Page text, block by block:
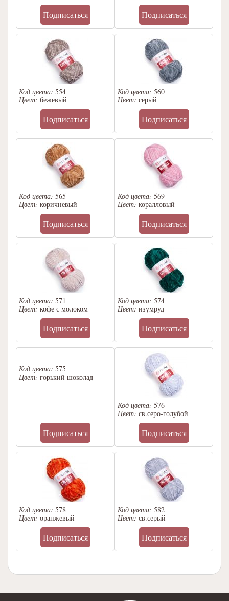
Подписаться Подписаться
Код цвета: 554
Цвет: бежевый
Подписаться
Код цвета: 560
Цвет: серый
Подписаться
Код цвета: 565
Цвет: коричневый
Подписаться
Код цвета: 569
Цвет: коралловый
Подписаться
Код цвета: 571
Цвет: кофе с молоком
Подписаться
Код цвета: 574
Цвет: изумруд
Подписаться
Код цвета: 575
Цвет: горький шоколад
Подписаться
Код цвета: 576
Цвет: св.серо-голубой
Подписаться
Код цвета: 578
Цвет: оранжевый
Подписаться
Код цвета: 582
Цвет: св.серый
Подписаться